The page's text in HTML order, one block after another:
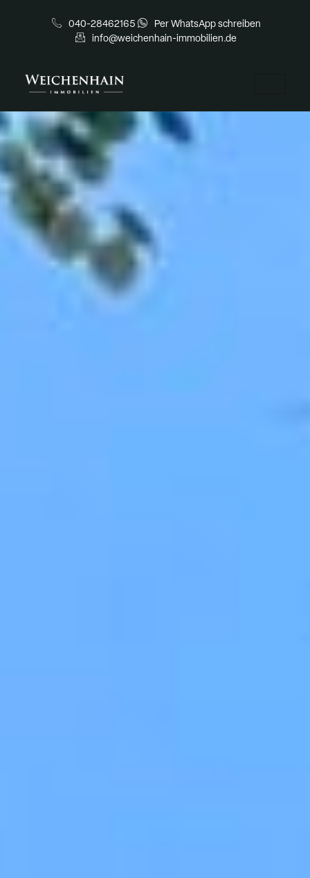
040-28462165
Per WhatsApp schreiben
info@weichenhain-immobilien.de